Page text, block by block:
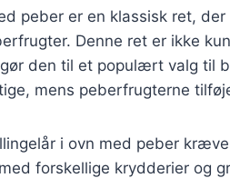
peber er en klassisk ret,
Denne ret er ikke
den til et populært valg til
mens peberfrugterne
i ovn med peber
forskellige krydderier og